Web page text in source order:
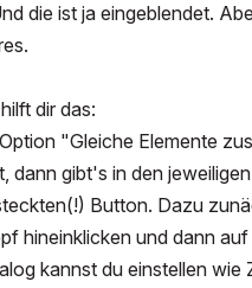
die ist ja eingeblendet.
dir das:
"Gleiche Elemente
dann gibt's in den
Button. Dazu
hineinklicken und dann
kannst du einstellen wie